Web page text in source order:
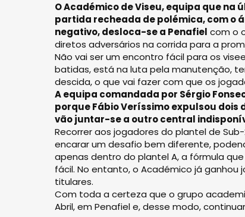
O Académico de Viseu, equi­pa que
partida recheada de polémica, com o
negativo, desloca-se a Penafiel com o
diretos adversários na corrida para a
Não vai ser um encontro fácil para os
batidas, está na luta pela manutenção,
descida, o que vai fazer com que os
A equipa comandada por Sérgio
porque Fábio Veríssimo expulsou dois
vão juntar-se a outro central
Recorrer aos jogadores do plantel de
encarar um desafio bem diferente,
apenas dentro do plantel A, a fórmula
fácil. No entanto, o Académico já
titulares.
Com toda a certeza que o grupo
Abril, em Penafiel e, desse modo,